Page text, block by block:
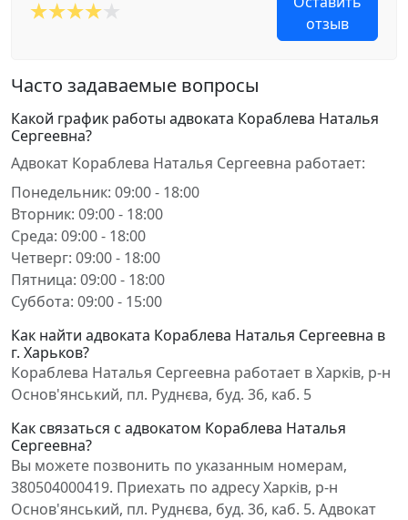
отзыв
Часто задаваемые вопросы
Какой график работы адвоката Кораблева Наталья
Сергеевна?
Адвокат Кораблева Наталья Сергеевна работает:
Понедельник: 09:00 - 18:00
Вторник: 09:00 - 18:00
Среда: 09:00 - 18:00
Четверг: 09:00 - 18:00
Пятница: 09:00 - 18:00
Суббота: 09:00 - 15:00
Как найти адвоката Кораблева Наталья Сергеевна в
г. Харьков?
Кораблева Наталья Сергеевна работает в Харків, р-н
Основ'янський, пл. Руднєва, буд. 36, каб. 5
Как связаться с адвокатом Кораблева Наталья
Сергеевна?
Вы можете позвонить по указанным номерам,
380504000419. Приехать по адресу Харків, р-н
Основ'янський, пл. Руднєва, буд. 36, каб. 5. Адвокат